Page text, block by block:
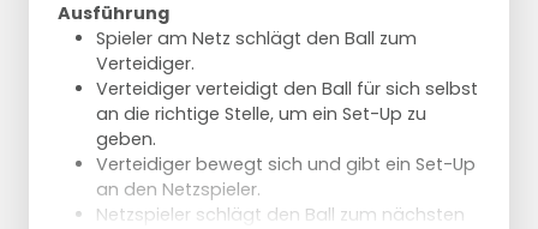
Ausführung
Spieler am Netz schlägt den Ball zum
Verteidiger.
Verteidiger verteidigt den Ball für sich selbst
an die richtige Stelle, um ein Set-Up zu
geben.
Verteidiger bewegt sich und gibt ein Set-Up
an den Netzspieler.
Netzspieler schlägt den Ball zum nächsten